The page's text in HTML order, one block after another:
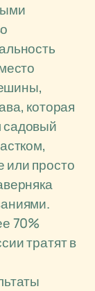
которая
садовый
или просто
70%
тратят в